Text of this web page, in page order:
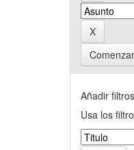
Añadir
Usa los